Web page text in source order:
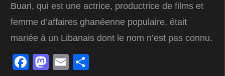
Buari, qui est une actrice, productrice de films et
femme d’affaires ghanéenne populaire, était
mariée à un Libanais dont le nom n’est pas connu.
Facebook
Mastodon
Email